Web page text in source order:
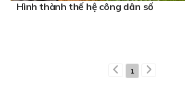
Hình thành thế hệ công dân số
1